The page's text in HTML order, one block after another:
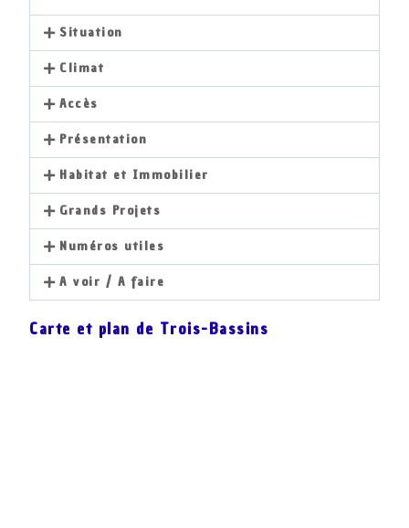
Situation
Climat
Accès
Présentation
Habitat et Immobilier
Grands Projets
Numéros utiles
A voir / A faire
Carte et plan de Trois-Bassins